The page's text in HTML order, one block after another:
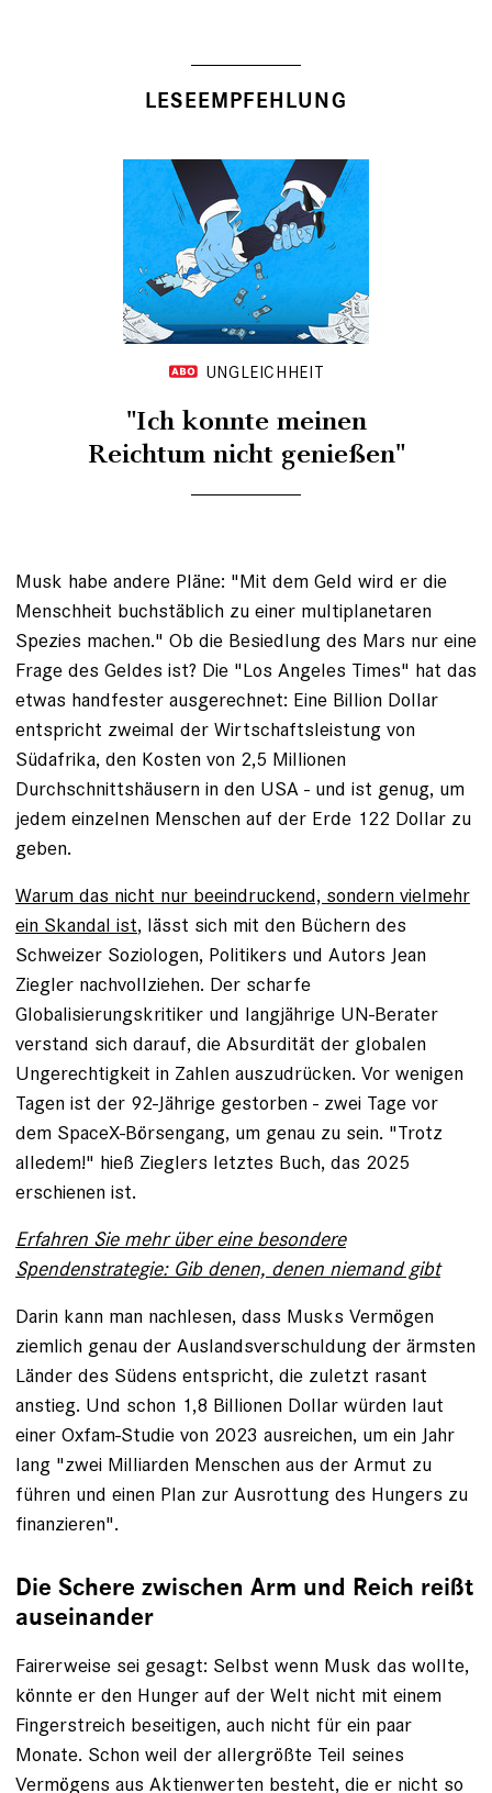
LESEEMPFEHLUNG
UNGLEICHHEIT
"Ich konnte meinen
Reichtum nicht genießen"
Musk habe andere Pläne: "Mit dem Geld wird er die
Menschheit buchstäblich zu einer multiplanetaren
Spezies machen." Ob die Besiedlung des Mars nur eine
Frage des Geldes ist? Die "Los Angeles Times" hat das
etwas handfester ausgerechnet: Eine Billion Dollar
entspricht zweimal der Wirtschaftsleistung von
Südafrika, den Kosten von 2,5 Millionen
Durchschnittshäusern in den USA - und ist genug, um
jedem einzelnen Menschen auf der Erde 122 Dollar zu
geben.
Warum das nicht nur beeindruckend, sondern vielmehr
ein Skandal ist, lässt sich mit den Büchern des
Schweizer Soziologen, Politikers und Autors Jean
Ziegler nachvollziehen. Der scharfe
Globalisierungskritiker und langjährige UN-Berater
verstand sich darauf, die Absurdität der globalen
Ungerechtigkeit in Zahlen auszudrücken. Vor wenigen
Tagen ist der 92-Jährige gestorben - zwei Tage vor
dem SpaceX-Börsengang, um genau zu sein. "Trotz
alledem!" hieß Zieglers letztes Buch, das 2025
erschienen ist.
Erfahren Sie mehr über eine besondere
Spendenstrategie: Gib denen, denen niemand gibt
Darin kann man nachlesen, dass Musks Vermögen
ziemlich genau der Auslandsverschuldung der ärmsten
Länder des Südens entspricht, die zuletzt rasant
anstieg. Und schon 1,8 Billionen Dollar würden laut
einer Oxfam-Studie von 2023 ausreichen, um ein Jahr
lang "zwei Milliarden Menschen aus der Armut zu
führen und einen Plan zur Ausrottung des Hungers zu
finanzieren".
Die Schere zwischen Arm und Reich reißt
auseinander
Fairerweise sei gesagt: Selbst wenn Musk das wollte,
könnte er den Hunger auf der Welt nicht mit einem
Fingerstreich beseitigen, auch nicht für ein paar
Monate. Schon weil der allergrößte Teil seines
Vermögens aus Aktienwerten besteht, die er nicht so